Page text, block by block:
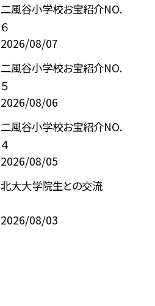
二風谷小学校お宝紹介NO.
６
2026/08/07
二風谷小学校お宝紹介NO.
５
2026/08/06
二風谷小学校お宝紹介NO.
４
2026/08/05
北大大学院生との交流
2026/08/03